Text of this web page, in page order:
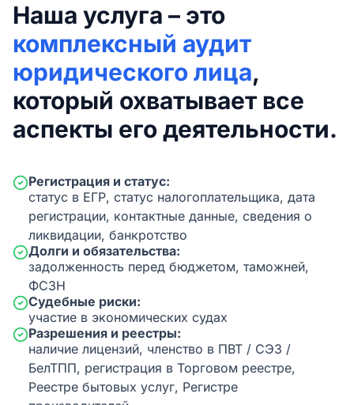
Наша услуга – это
комплексный аудит
юридического лица,
который охватывает все
аспекты его деятельности.
Регистрация и статус:
статус в ЕГР, статус налогоплательщика, дата
регистрации, контактные данные, сведения о
ликвидации, банкротство
Долги и обязательства:
задолженность перед бюджетом, таможней,
ФСЗН
Судебные риски:
участие в экономических судах
Разрешения и реестры:
наличие лицензий, членство в ПВТ / СЭЗ /
БелТПП, регистрация в Торговом реестре,
Реестре бытовых услуг, Регистре